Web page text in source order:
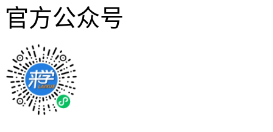
官方公众号